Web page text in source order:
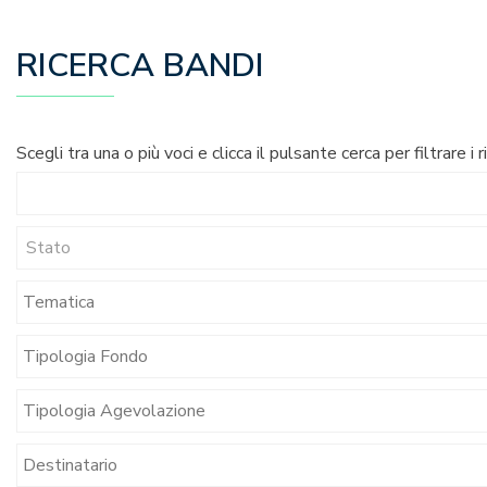
RICERCA BANDI
Scegli tra una o più voci e clicca il pulsante cerca per filtrare i
Stato